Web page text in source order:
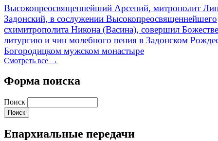
Высокопреосвященнейший Арсений, митрополит
Задонский, в сослужении Высокопреосвященнейшего
схимитрополита Никона (Васина), совершил
литургию и чин молебного пения в Задонском
Богородицком мужском монастыре
Смотреть все →
Форма поиска
Поиск
Епархиальные передачи